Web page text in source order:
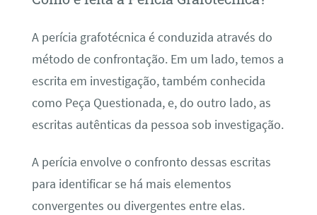
A perícia grafotécnica é conduzida através do
método de confrontação. Em um lado, temos a
escrita em investigação, também conhecida
como Peça Questionada, e, do outro lado, as
escritas autênticas da pessoa sob investigação.
A perícia envolve o confronto dessas escritas
para identificar se há mais elementos
convergentes ou divergentes entre elas.